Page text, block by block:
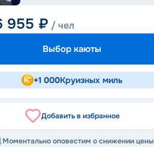
955 ₽ / чел
Выбор каюты
+1 000Круизных миль
Добавить в избранное
Моментально оповестим о снижении цены